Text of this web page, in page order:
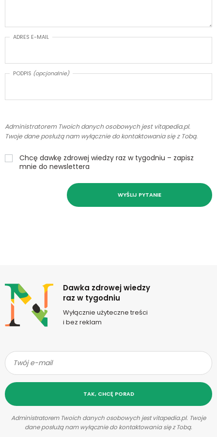
ADRES E-MAIL
PODPIS (opcjonalnie)
Administratorem Twoich danych osobowych jest vitapedia.pl.
Twoje dane posłużą nam wyłącznie do kontaktowania się z Tobą.
Chcę dawkę zdrowej wiedzy raz w tygodniu – zapisz
mnie do newslettera
WYŚLIJ PYTANIE
Dawka zdrowej wiedzy
raz w tygodniu
Wyłącznie użyteczne treści
i bez reklam
TAK, CHCĘ PORAD
Administratorem Twoich danych osobowych jest vitapedia.pl. Twoje
dane posłużą nam wyłącznie do kontaktowania się z Tobą.